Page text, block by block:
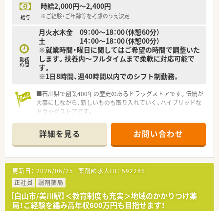
給与
時給2,000円～2,400円
※ご経験・ご年齢等を考慮のうえ決定
勤務
時間
月火水木金 09：00～18：00（休憩60分）
土 14：00～18：00（休憩00分）
※就業時間・曜日に関してはご希望の時間で調整いた
します。扶養内～フルタイムまで柔軟に対応可能で
す。
※1日8時間、週40時間以内でのシフト制勤務。
■石川県で創業400年の歴史のあるドラッグストアです。伝統が
大事にしながら、新しいものも取り入れていく、ハイブリッドな
ドラッグストアです。
す。
詳細を見る お問い合わせ
更新日： 2026/06/25 薬剤師求人ID： 592286
正社員
調剤薬局
【白山市/美川駅】＜教育制度も充実＞地域のかかりつけ薬
局！ご経験を鑑み高年収600万円も目指せます！